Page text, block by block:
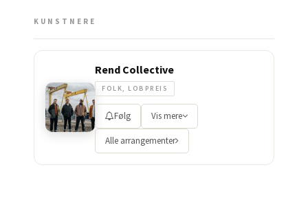
KUNSTNERE
Rend Collective
FOLK, LOBPREIS
Følg Vis mere
Alle arrangementer